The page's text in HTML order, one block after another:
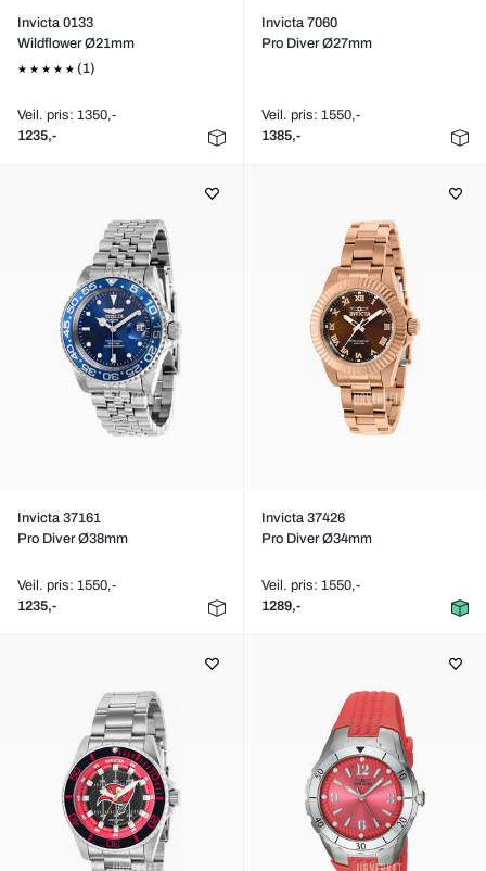
Invicta 0133
Wildflower Ø21mm
(1)
Veil. pris: 1350,-
1235,-
Invicta 7060
Pro Diver Ø27mm
Veil. pris: 1550,-
1385,-
Invicta 37161
Pro Diver Ø38mm
Veil. pris: 1550,-
1235,-
Invicta 37426
Pro Diver Ø34mm
Veil. pris: 1550,-
1289,-